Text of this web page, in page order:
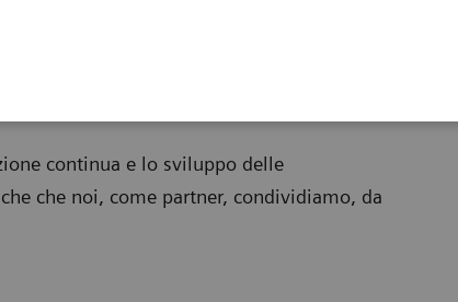
continua e lo sviluppo delle
che noi, come partner, condividiamo, da